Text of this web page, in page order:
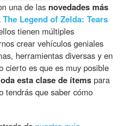
una de las novedades más
The Legend of Zelda: Tears
tienen múltiples
crear vehículos geniales
herramientas diversas y en
cierto es que es muy posible
esta clase de ítems para
tendrás que saber cómo